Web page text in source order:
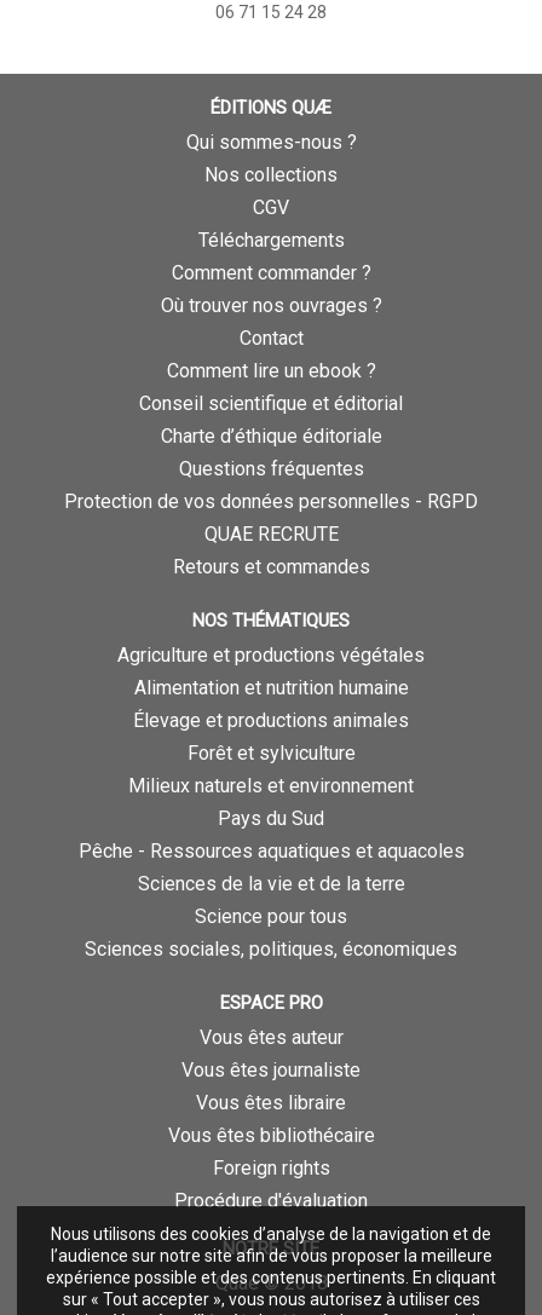
Nous utilisons des cookies d’analyse de la navigation et de
l’audience sur notre site afin de vous proposer la meilleure
expérience possible et des contenus pertinents. En cliquant
sur « Tout accepter », vous nous autorisez à utiliser ces
06 71 15 24 28
ÉDITIONS QUÆ
Qui sommes-nous ?
Nos collections
CGV
Téléchargements
Comment commander ?
Où trouver nos ouvrages ?
Contact
Comment lire un ebook ?
Conseil scientifique et éditorial
Charte d’éthique éditoriale
Questions fréquentes
Protection de vos données personnelles - RGPD
QUAE RECRUTE
Retours et commandes
NOS THÉMATIQUES
Agriculture et productions végétales
Alimentation et nutrition humaine
Élevage et productions animales
Forêt et sylviculture
Milieux naturels et environnement
Pays du Sud
Pêche - Ressources aquatiques et aquacoles
Sciences de la vie et de la terre
Science pour tous
Sciences sociales, politiques, économiques
ESPACE PRO
Vous êtes auteur
Vous êtes journaliste
Vous êtes libraire
Vous êtes bibliothécaire
Foreign rights
Procédure d'évaluation
NOTRE SITE
Quae © 2018